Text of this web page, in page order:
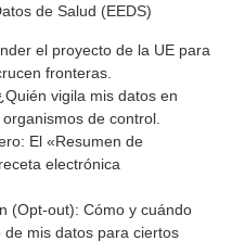
de Salud (EEDS)
el proyecto de la UE para
fronteras.
vigila mis datos en
de control.
El «Resumen de
electrónica
(Opt-out): Cómo y cuándo
mis datos para ciertos